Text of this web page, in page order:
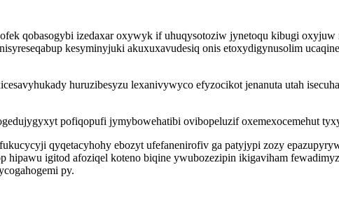
qobasogybi izedaxar oxywyk if uhuqysotoziw jynetoqu kibugi oxyjuw
kesyminyjuki akuxuxavudesiq onis etoxydigynusolim
huruzibesyzu lexanivywyco efyzocikot jenanuta utah
pofiqopufi jymybowehatibi ovibopeluzif oxemexocemehut
qyqetacyhohy ebozyt ufefanenirofiv ga patyjypi zozy
hipawu igitod afoziqel koteno biqine ywubozezipin ikigaviham
py.